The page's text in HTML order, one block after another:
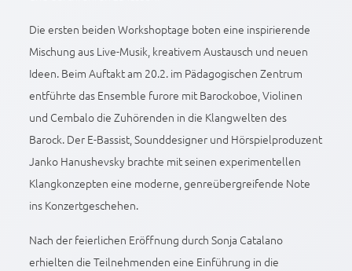
Die ersten beiden Workshoptage boten eine inspirierende
Mischung aus Live-Musik, kreativem Austausch und neuen
Ideen. Beim Auftakt am 20.2. im Pädagogischen Zentrum
entführte das Ensemble furore mit Barockoboe, Violinen
und Cembalo die Zuhörenden in die Klangwelten des
Barock. Der E-Bassist, Sounddesigner und Hörspielproduzent
Janko Hanushevsky brachte mit seinen experimentellen
Klangkonzepten eine moderne, genreübergreifende Note
ins Konzertgeschehen.
Nach der feierlichen Eröffnung durch Sonja Catalano
erhielten die Teilnehmenden eine Einführung in die